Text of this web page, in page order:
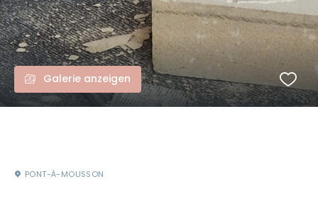
Galerie anzeigen
PONT-À-MOUSSON